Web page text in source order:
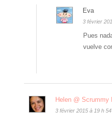
Eva
3 février
Pues
vuelve
Helen @ Scrummy
3 février 2015 à 19 h